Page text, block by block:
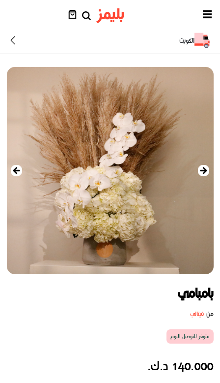
الكويت
بامبامي
من فيتالي
متوفر للتوصيل اليوم
140.000 د.ك.